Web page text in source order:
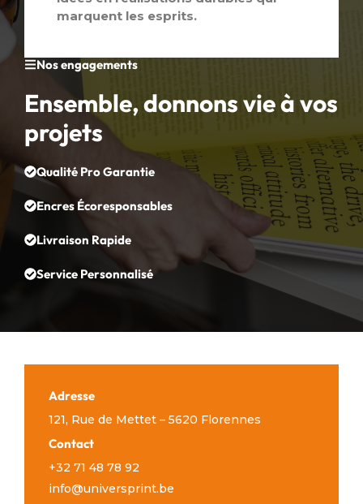
Nos engagements
Ensemble, donnons vie à vos
projets
Qualité Pro Garantie
Encres Écoresponsables
Livraison Rapide
Service Personnalisé
marquent les esprits.
Adresse
121, Rue de Mettet – 5620 Florennes
Contact
+32 71 48 78 92
info@universprint.be